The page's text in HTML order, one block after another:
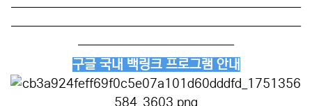
──────────────────────────
──────────────────────────
──────────────
구글 국내 백링크 프로그램 안내